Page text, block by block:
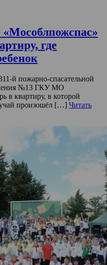
где
й пожарно-спасательной
№13 ГКУ МО
в квартиру, в которой
произошёл […] Читать